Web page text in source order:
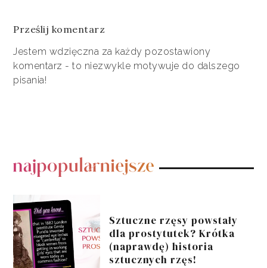
Prześlij komentarz
Jestem wdzięczna za każdy pozostawiony
komentarz - to niezwykle motywuje do dalszego
pisania!
POPULARNE POSTY
Sztuczne rzęsy powstały
dla prostytutek? Krótka
(naprawdę) historia
sztucznych rzęs!